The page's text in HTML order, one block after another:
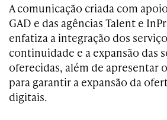
A comunicação criada com
GAD e das agências Talent e
enfatiza a integração dos
continuidade e a expansão das
oferecidas, além de apresentar
para garantir a expansão da
digitais.